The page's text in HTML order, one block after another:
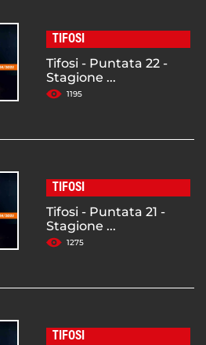
TIFOSI
Tifosi - Puntata 22 -
Stagione ...
1195
TIFOSI
Tifosi - Puntata 21 -
Stagione ...
1275
TIFOSI